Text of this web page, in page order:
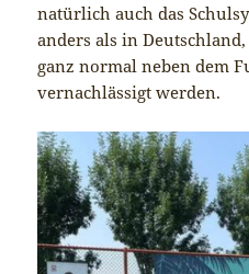
natürlich auch das
anders als in
ganz normal neben dem
vernachlässigt werden.